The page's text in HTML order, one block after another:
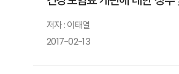
저자 : 이태열
2017-02-13